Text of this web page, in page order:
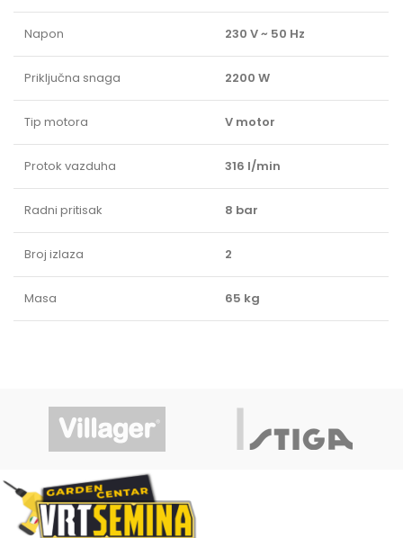
Napon 230 V ~ 50 Hz
Priključna snaga 2200 W
Tip motora V motor
Protok vazduha 316 l/min
Radni pritisak 8 bar
Broj izlaza 2
Masa 65 kg